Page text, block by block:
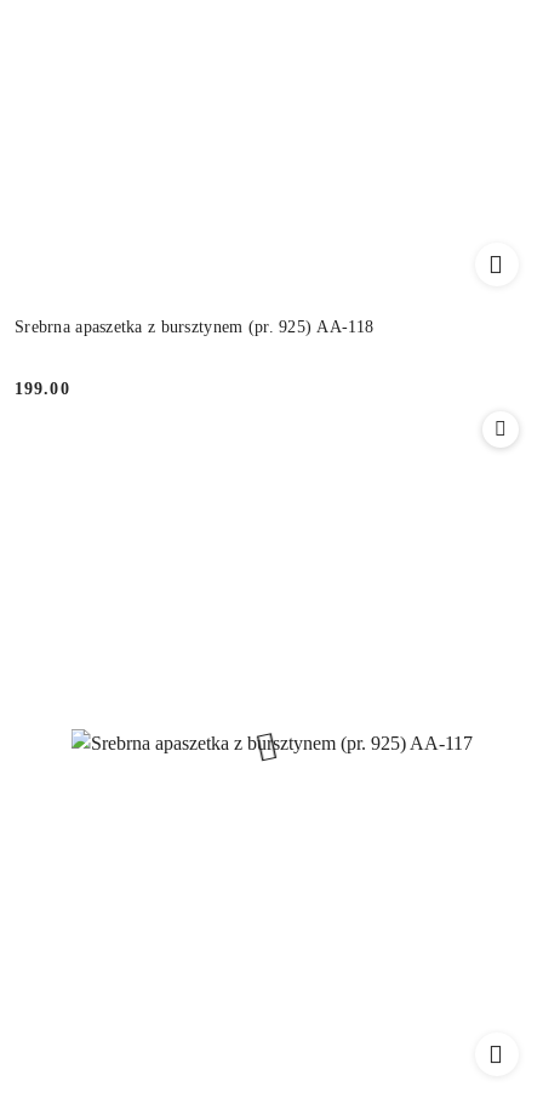
Srebrna apaszetka z bursztynem (pr. 925) AA-118
199.00